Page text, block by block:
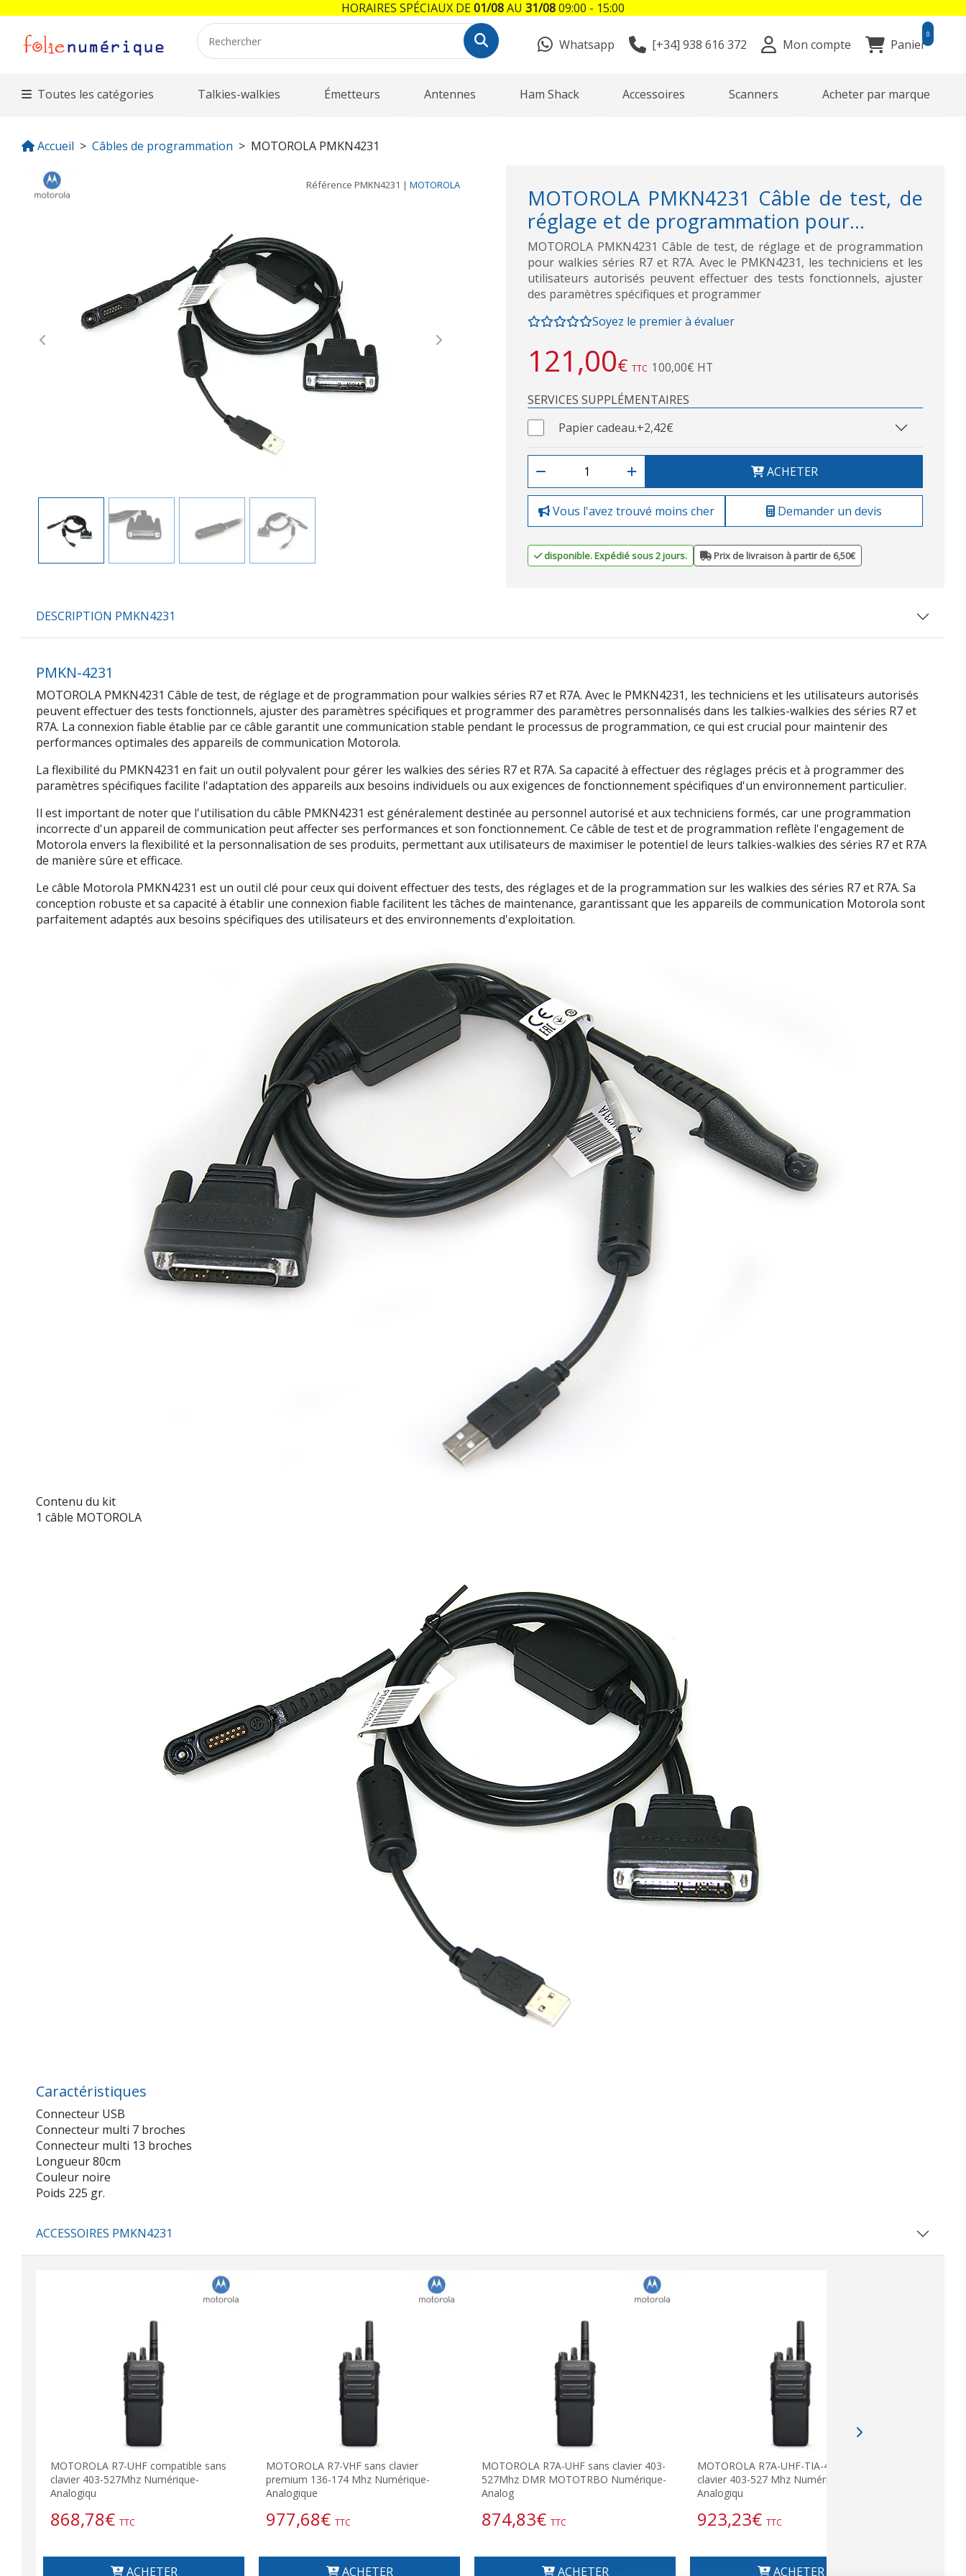
Whatsapp [+34] 938 616 372 Mon compte Panier
0
Toutes les catégories Talkies-walkies Émetteurs Antennes Ham Shack Accessoires Scanners Acheter par marque
Accueil Câbles de programmation MOTOROLA PMKN4231
Référence PMKN4231 | MOTOROLA
Previous Next
MOTOROLA PMKN4231 Câble de test, de
réglage et de programmation pour...
MOTOROLA PMKN4231 Câble de test, de réglage et de programmation
pour walkies séries R7 et R7A. Avec le PMKN4231, les techniciens et les
utilisateurs autorisés peuvent effectuer des tests fonctionnels, ajuster
des paramètres spécifiques et programmer
Soyez le premier à évaluer
121,00€ TTC 100,00€ HT
SERVICES SUPPLÉMENTAIRES
Papier cadeau.+2,42€
ACHETER
Vous l'avez trouvé moins cher Demander un devis
disponible. Expédié sous 2 jours. Prix de livraison à partir de 6,50€
DESCRIPTION PMKN4231
PMKN-4231
MOTOROLA PMKN4231 Câble de test, de réglage et de programmation pour walkies séries R7 et R7A. Avec le PMKN4231, les techniciens et les utilisateurs autorisés
peuvent effectuer des tests fonctionnels, ajuster des paramètres spécifiques et programmer des paramètres personnalisés dans les talkies-walkies des séries R7 et
R7A. La connexion fiable établie par ce câble garantit une communication stable pendant le processus de programmation, ce qui est crucial pour maintenir des
performances optimales des appareils de communication Motorola.
La flexibilité du PMKN4231 en fait un outil polyvalent pour gérer les walkies des séries R7 et R7A. Sa capacité à effectuer des réglages précis et à programmer des
paramètres spécifiques facilite l'adaptation des appareils aux besoins individuels ou aux exigences de fonctionnement spécifiques d'un environnement particulier.
Il est important de noter que l'utilisation du câble PMKN4231 est généralement destinée au personnel autorisé et aux techniciens formés, car une programmation
incorrecte d'un appareil de communication peut affecter ses performances et son fonctionnement. Ce câble de test et de programmation reflète l'engagement de
Motorola envers la flexibilité et la personnalisation de ses produits, permettant aux utilisateurs de maximiser le potentiel de leurs talkies-walkies des séries R7 et R7A
de manière sûre et efficace.
Le câble Motorola PMKN4231 est un outil clé pour ceux qui doivent effectuer des tests, des réglages et de la programmation sur les walkies des séries R7 et R7A. Sa
conception robuste et sa capacité à établir une connexion fiable facilitent les tâches de maintenance, garantissant que les appareils de communication Motorola sont
parfaitement adaptés aux besoins spécifiques des utilisateurs et des environnements d'exploitation.
Contenu du kit
1 câble MOTOROLA
Caractéristiques
Connecteur USB
Connecteur multi 7 broches
Connecteur multi 13 broches
Longueur 80cm
Couleur noire
Poids 225 gr.
ACCESSOIRES PMKN4231
MOTOROLA R7-UHF compatible sans
clavier 403-527Mhz Numérique-
Analogiqu
868,78€ TTC
ACHETER
MOTOROLA R7-VHF sans clavier
premium 136-174 Mhz Numérique-
Analogique
977,68€ TTC
ACHETER
MOTOROLA R7A-UHF sans clavier 403-
527Mhz DMR MOTOTRBO Numérique-
Analog
874,83€ TTC
ACHETER
MOTOROLA R7A-UHF-TIA-4950 sans
clavier 403-527 Mhz Numérique-
Analogiqu
923,23€ TTC
ACHETER
HORAIRES SPÉCIAUX DE01/08AU 31/0809:00 - 15:00